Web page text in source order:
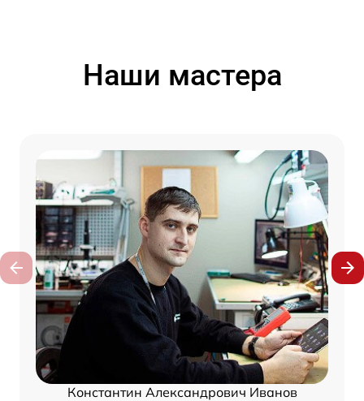
Наши мастера
Константин Александрович Иванов